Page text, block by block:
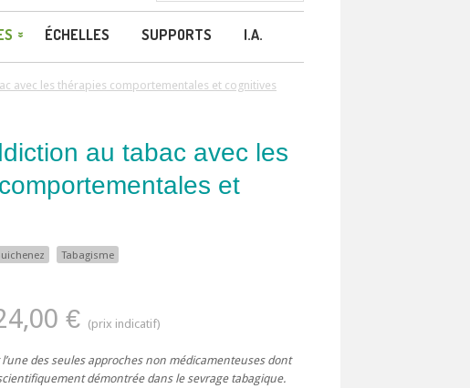
ÉCHELLES SUPPORTS I.A.
avec les thérapies comportementales et cognitives
au tabac avec les
et
Tabagisme
€
l’une des seules approches non médicamenteuses dont
démontrée dans le sevrage tabagique.